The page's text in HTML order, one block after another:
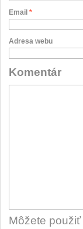
Email *
Adresa webu
Komentár
Môžete použiť